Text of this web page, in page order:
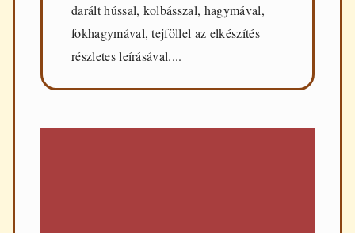
darált hússal, kolbásszal, hagymával,
fokhagymával, tejföllel az elkészítés
részletes leírásával....